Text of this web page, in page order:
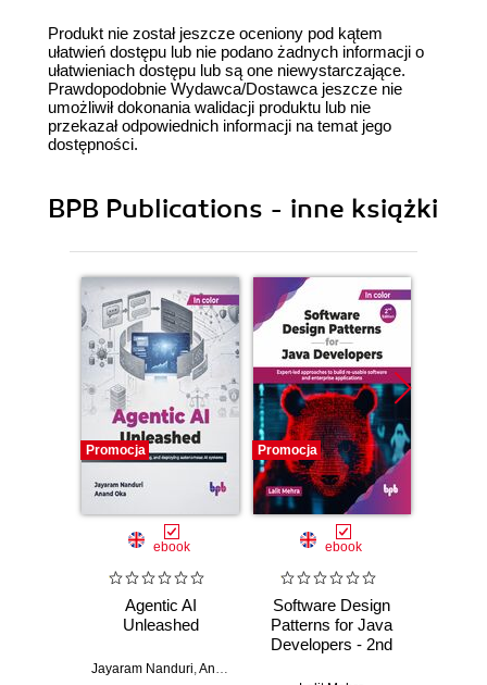
Produkt nie został jeszcze oceniony pod kątem
ułatwień dostępu lub nie podano żadnych informacji o
ułatwieniach dostępu lub są one niewystarczające.
Prawdopodobnie Wydawca/Dostawca jeszcze nie
umożliwił dokonania walidacji produktu lub nie
przekazał odpowiednich informacji na temat jego
dostępności.
BPB Publications - inne książki
Promocja
ebook
Agentic AI
Unleashed
Jayaram Nanduri Anand Oka
Promocja
ebook
Software Design
Patterns for Java
Developers - 2nd